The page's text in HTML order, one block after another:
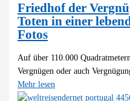
Friedhof der
Toten in einer
Fotos
Auf über 110.000
Vergnügen oder auch
Mehr lesen